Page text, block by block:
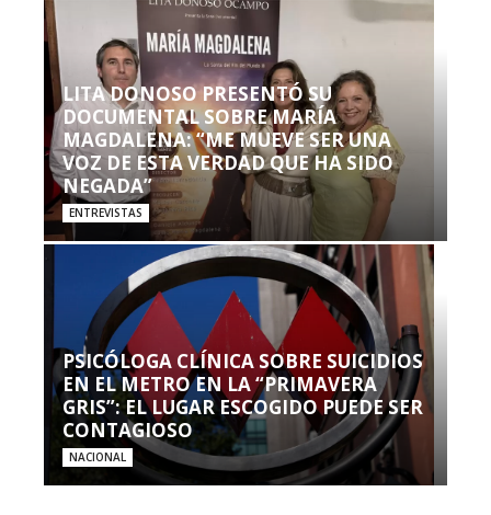
LITA DONOSO PRESENTÓ SU
DOCUMENTAL SOBRE MARÍA
MAGDALENA: “ME MUEVE SER UNA
VOZ DE ESTA VERDAD QUE HA SIDO
NEGADA”
ENTREVISTAS
PSICÓLOGA CLÍNICA SOBRE SUICIDIOS
EN EL METRO EN LA “PRIMAVERA
GRIS”: EL LUGAR ESCOGIDO PUEDE SER
CONTAGIOSO
NACIONAL